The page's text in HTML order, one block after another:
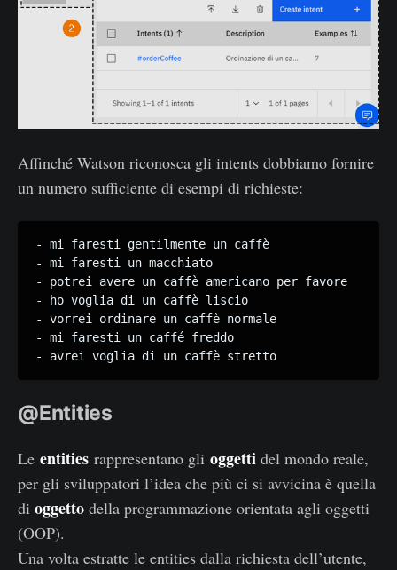
Affinché Watson riconosca gli intents dobbiamo fornire
un numero sufficiente di esempi di richieste:
- mi faresti gentilmente un caffè
- mi faresti un macchiato
- potrei avere un caffè americano per favore
- ho voglia di un caffè liscio
- vorrei ordinare un caffè normale
- mi faresti un caffé freddo
- avrei voglia di un caffè stretto
@Entities
Le entities rappresentano gli oggetti del mondo reale,
per gli sviluppatori l’idea che più ci si avvicina è quella
di oggetto della programmazione orientata agli oggetti
(OOP).
Una volta estratte le entities dalla richiesta dell’utente,